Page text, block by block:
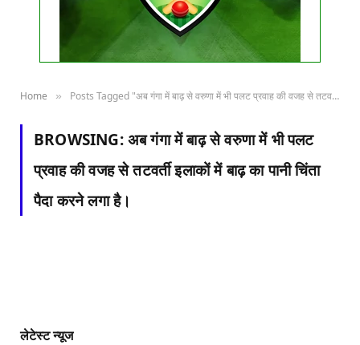
Home » Posts Tagged "अब गंगा में बाढ़ से वरुणा में भी पलट प्रवाह की वजह से तटवर्ती इलाकों में बाढ़ का पानी चिंता पैदा करने लगा है।"
BROWSING:अब गंगा में बाढ़ से वरुणा में भी पलट
प्रवाह की वजह से तटवर्ती इलाकों में बाढ़ का पानी चिंता
पैदा करने लगा है।
लेटेस्ट न्यूज